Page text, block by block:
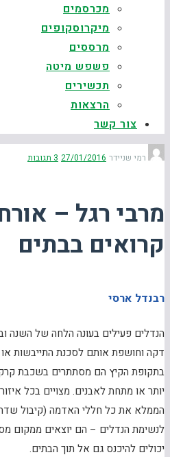
מכרסמים
מיקרוסקופים
מרססים
פשפש מיטה
תכשירים
הרצאות
צור קשר
רמי שניידר 27/01/2016 3 תגובות
מרבי רגל –
קרואים בבתים
רבנדל ארסי
הנדלים פעילים בעונה הלחה של השנה
דקה וחושפת אותם לסכנת התייבשות
בתקופת הקיץ הם מסתתרים בשכבת
יותר או מתחת לאבנים. מצויים בכל
הממלא את כל חללי האדמה (קיבול
לנשימת הנדלים – הם יוצאים ממקום
יכולים להיכנס גם אל תוך הבתים.